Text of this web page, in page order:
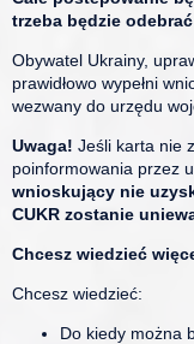
trzeba będzie
Obywatel Ukrainy,
prawidłowo wypełni
wezwany do urzędu
Uwaga! Jeśli karta nie
poinformowania przez
wnioskujący nie
CUKR zostanie
Chcesz wiedzieć
Chcesz wiedzieć:
Do kiedy można